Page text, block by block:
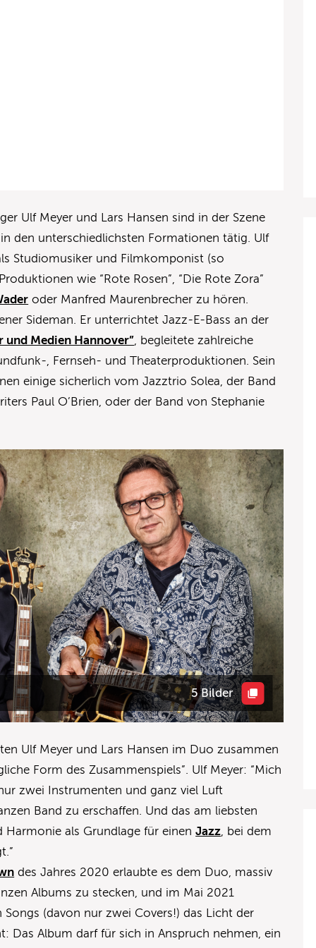
Ulf Meyer und Lars Hansen sind in der Szene
den unterschiedlichsten Formationen tätig. Ulf
Studiomusiker und Filmkomponist (so
wie “Rote Rosen”, “Die Rote Zora”
oder Manfred Maurenbrecher zu hören.
Sideman. Er unterrichtet Jazz-E-Bass an der
und Medien Hannover” , begleitete zahlreiche
, Fernseh- und Theaterproduktionen. Sein
einige sicherlich vom Jazztrio Solea, der Band
Paul O’Brien, oder der Band von Stephanie
5 Bilder
Ulf Meyer und Lars Hansen im Duo zusammen
Form des Zusammenspiels”. Ulf Meyer: “Mich
zwei Instrumenten und ganz viel Luft
Band zu erschaffen. Und das am liebsten
als Grundlage für einenJazz , bei dem
des Jahres 2020 erlaubte es dem Duo, massiv
Albums zu stecken, und im Mai 2021
Songs (davon nur zwei Covers!) das Licht der
Das Album darf für sich in Anspruch nehmen, ein